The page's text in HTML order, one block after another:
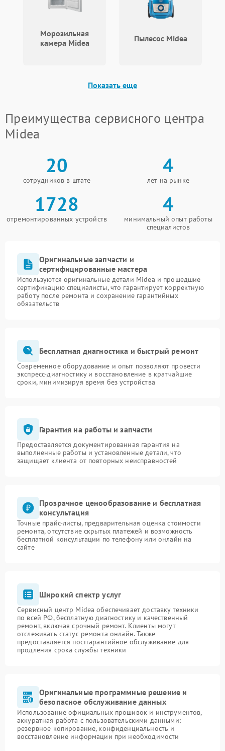
Морозильная
камера Midea
Пылесос Midea
Показать еще
Преимущества сервисного центра
Midea
20
сотрудников в штате
4
лет на рынке
1728
отремонтированных устройств
4
минимальный опыт работы
специалистов
Оригинальные запчасти и
сертифицированные мастера
Используются оригинальные детали Midea и прошедшие
сертификацию специалисты, что гарантирует корректную
работу после ремонта и сохранение гарантийных
обязательств
Бесплатная диагностика и быстрый ремонт
Современное оборудование и опыт позволяют провести
экспресс-диагностику и восстановление в кратчайшие
сроки, минимизируя время без устройства
Гарантия на работы и запчасти
Предоставляется документированная гарантия на
выполненные работы и установленные детали, что
защищает клиента от повторных неисправностей
Прозрачное ценообразование и бесплатная
консультация
Точные прайс-листы, предварительная оценка стоимости
ремонта, отсутствие скрытых платежей и возможность
бесплатной консультации по телефону или онлайн на
сайте
Широкий спектр услуг
Сервисный центр Midea обеспечивает доставку техники
по всей РФ, бесплатную диагностику и качественный
ремонт, включая срочный ремонт. Клиенты могут
отслеживать статус ремонта онлайн. Также
предоставляется постгарантийное обслуживание для
продления срока службы техники
Оригинальные программные решение и
безопасное обслуживание данных
Использование официальных прошивок и инструментов,
аккуратная работа с пользовательскими данными:
резервное копирование, конфиденциальность и
восстановление информации при необходимости